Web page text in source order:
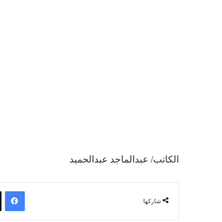
الكاتب/ عبدالماجد عبدالحميد
شاركها